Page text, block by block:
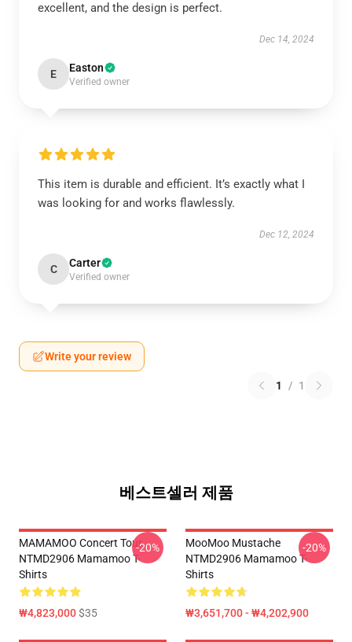
excellent, and the design is perfect.
Dec 14, 2024
E Easton
Verified owner
This item is durable and efficient. It’s exactly what I
was looking for and works flawlessly.
Dec 12, 2024
C Carter
Verified owner
Write your review
1 / 1
베스트셀러 제품
MAMAMOO Concert Tour
NTMD2906 Mamamoo T-
Shirts
₩4,823,000$35
-20%
MooMoo Mustache
NTMD2906 Mamamoo T-
Shirts
₩3,651,700 - ₩4,202,900
-20%